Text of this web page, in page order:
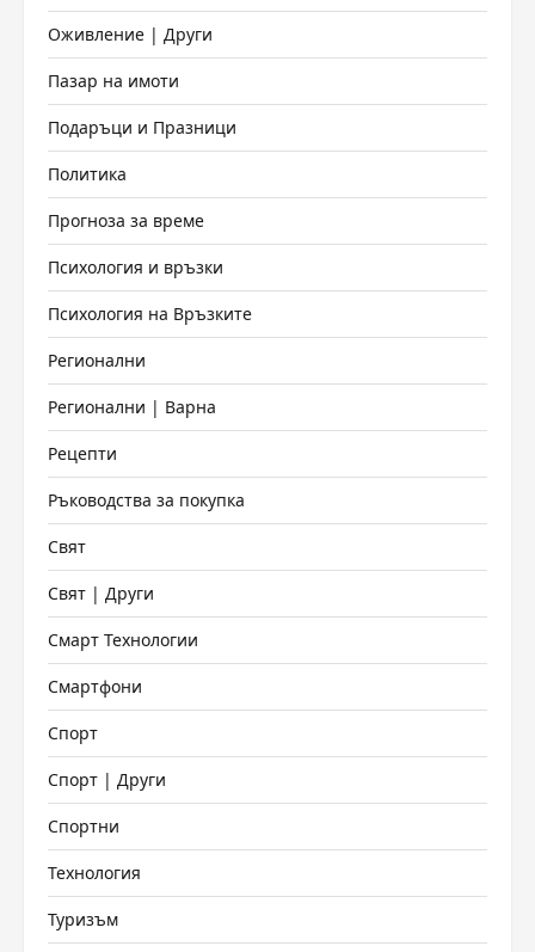
Оживление | Други
Пазар на имоти
Подаръци и Празници
Политика
Прогноза за време
Психология и връзки
Психология на Връзките
Регионални
Регионални | Варна
Рецепти
Ръководства за покупка
Свят
Свят | Други
Смарт Технологии
Смартфони
Спорт
Спорт | Други
Спортни
Технология
Туризъм